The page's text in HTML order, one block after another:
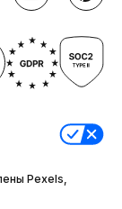
Pexels,